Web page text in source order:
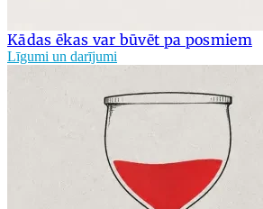
Kādas ēkas var būvēt pa posmiem
Līgumi un darījumi